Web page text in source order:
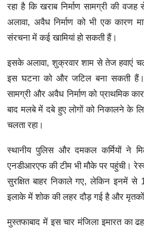
रहा है कि खराब निर्माण सामग्री की
अलावा, अवैध निर्माण को भी एक कारण
संरचना में कई खामियां हो सकती हैं।
इसके अलावा, शुक्रवार शाम से तेज हवाएं चल
इस घटना को और जटिल बना सकती हैं।
सामग्री और अवैध निर्माण को प्राथमिक
बाद मलबे में दबे हुए लोगों को निकालने के
चलता रहा।
स्थानीय पुलिस और दमकल कर्मियों ने
एनडीआरएफ की टीम भी मौके पर पहुंची।
सुरक्षित बाहर निकाले गए, लेकिन इनमें
इलाके में शोक की लहर दौड़ गई है और मृतकों
मुस्तफाबाद में इस चार मंजिला इमारत का